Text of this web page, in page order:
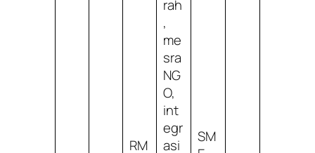
RM
rah
,
me
sra
NG
O,
int
egr
asi
SM